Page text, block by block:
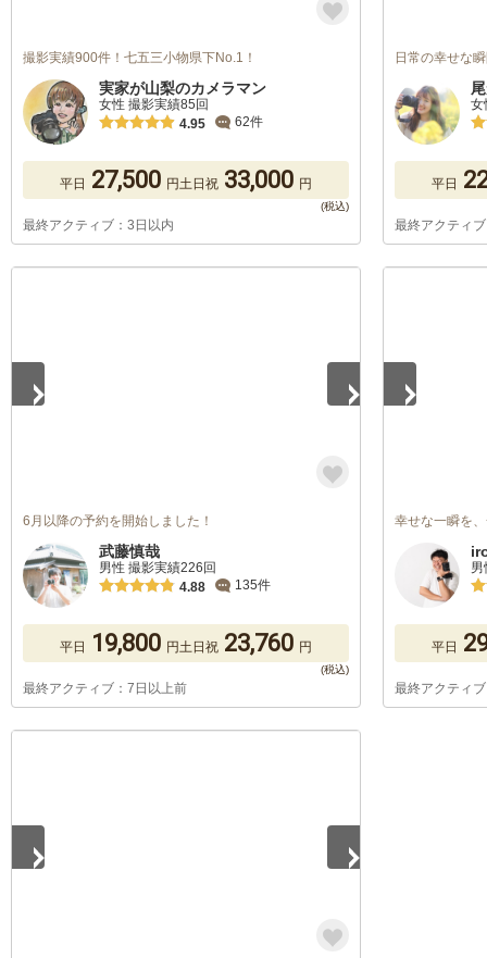
撮影実績900件！七五三小物県下No.1！
実家が山梨のカメラマン
女性 撮影実績85回
4.95
62件
平日 27,500 円土日祝 33,000 円
最終アクティブ：3日以内
日常の幸せな
女
平日
最終アクティ
6月以降の予約を開始しました！
武藤慎哉
男性 撮影実績226回
4.88
135件
平日 19,800 円土日祝 23,760 円
最終アクティブ：7日以上前
幸せな一瞬を
男
平日
最終アクティ